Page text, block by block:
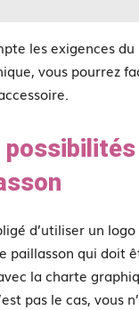
les exigences
vous pourrez
d’utiliser un
paillasson qui doit
la charte
pas le cas, vous